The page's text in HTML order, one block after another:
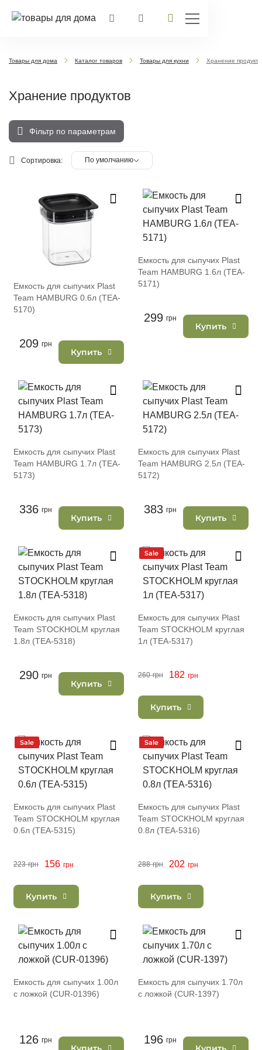
Товары для дома Каталог товаров Товары для кухни Хранение
Хранение продуктов
Фільтр по параметрам
Сортировка: По умолчанию
Емкость для сыпучих Plast
Team HAMBURG 0.6л (TEA-
5170)
209 грн
Купить
Емкость для сыпучих Plast
Team HAMBURG 1.6л (TEA-
5171)
299 грн
Купить
Емкость для сыпучих Plast
Team HAMBURG 1.7л (TEA-
5173)
336 грн
Купить
Емкость для сыпучих Plast
Team HAMBURG 2.5л (TEA-
5172)
383 грн
Купить
Емкость для сыпучих Plast
Team STOCKHOLM круглая
1.8л (TEA-5318)
290 грн
Купить
Sale
Емкость для сыпучих Plast
Team STOCKHOLM круглая
1л (TEA-5317)
260 грн 182 грн
Купить
Sale
Емкость для сыпучих Plast
Team STOCKHOLM круглая
0.6л (TEA-5315)
223 грн 156 грн
Купить
Sale
Емкость для сыпучих Plast
Team STOCKHOLM круглая
0.8л (TEA-5316)
288 грн 202 грн
Купить
Емкость для сыпучих 1.00л
с ложкой (CUR-01396)
126 грн
Емкость для сыпучих 1.70л
с ложкой (CUR-1397)
196 грн